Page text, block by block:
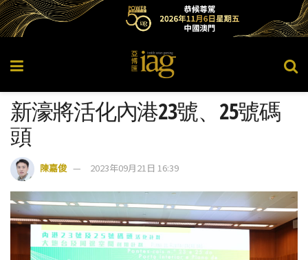
新濠將活化內港23號、25號碼
頭
陳嘉俊 2023年09月21日 16:39